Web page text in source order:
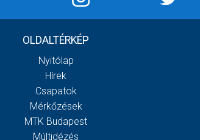
OLDALTÉRKÉP
Nyitólap
Hírek
Csapatok
Mérkőzések
MTK Budapest
Múltidézés